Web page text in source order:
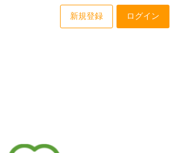
新規登録 ログイン